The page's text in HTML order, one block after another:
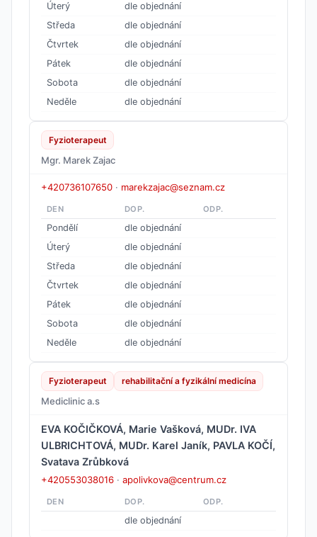
Úterý
dle objednání
Středa
dle objednání
Čtvrtek
dle objednání
Pátek
dle objednání
Sobota
dle objednání
Neděle
dle objednání
Fyzioterapeut
Mgr. Marek Zajac
+420736107650 · marekzajac@seznam.cz
DEN DOP. ODP.
Pondělí
dle objednání
Úterý
dle objednání
Středa
dle objednání
Čtvrtek
dle objednání
Pátek
dle objednání
Sobota
dle objednání
Neděle
dle objednání
Fyzioterapeut rehabilitační a fyzikální medicína
Mediclinic a.s
EVA KOČIČKOVÁ, Marie Vašková, MUDr. IVA
ULBRICHTOVÁ, MUDr. Karel Janík, PAVLA KOČÍ,
Svatava Zrůbková
+420553038016 · apolivkova@centrum.cz
DEN DOP. ODP.
dle objednání